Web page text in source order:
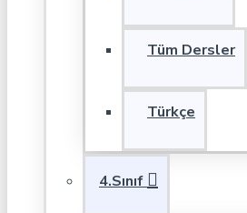
Tüm Dersler
Türkçe
4.Sınıf